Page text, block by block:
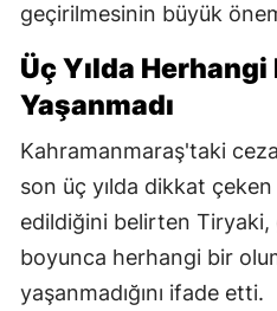
geçirilmesinin büyük önem
Üç Yılda
Yaşanmadı
Kahramanmaraş'taki
son üç yılda dikkat çeken
edildiğini belirten Tiryaki,
boyunca herhangi bir
yaşanmadığını ifade etti.